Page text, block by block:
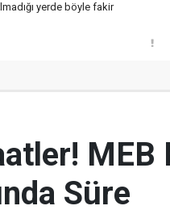
yerde böyle fakir
MEB
Süre